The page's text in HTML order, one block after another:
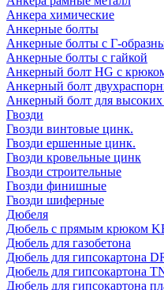
Анкера химические
Анкерные болты
Анкерные болты с Г-
Анкерные болты с гайкой
Анкерный болт HG с
Анкерный болт
Анкерный болт для
Гвозди
Гвозди винтовые цинк.
Гвозди ершенные цинк.
Гвозди кровельные цинк
Гвозди строительные
Гвозди финишные
Гвозди шиферные
Дюбеля
Дюбель с прямым крюком
Дюбель для газобетона
Дюбель для гипсокартона
Дюбель для гипсокартона
Дюбель для гипсокартона